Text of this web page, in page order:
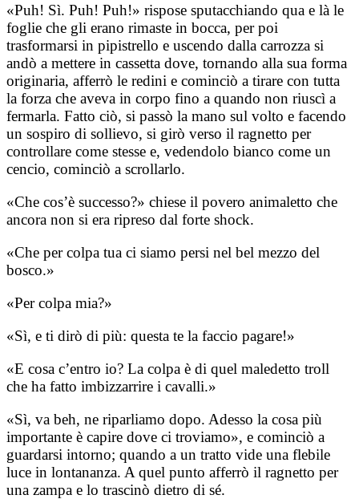
«Puh! Sì. Puh! Puh!» rispose sputacchiando qua e là le
foglie che gli erano rimaste in bocca, per poi
trasformarsi in pipistrello e uscendo dalla carrozza si
andò a mettere in cassetta dove, tornando alla sua forma
originaria, afferrò le redini e cominciò a tirare con tutta
la forza che aveva in corpo fino a quando non riuscì a
fermarla. Fatto ciò, si passò la mano sul volto e facendo
un sospiro di sollievo, si girò verso il ragnetto per
controllare come stesse e, vedendolo bianco come un
cencio, cominciò a scrollarlo.
«Che cos’è successo?» chiese il povero animaletto che
ancora non si era ripreso dal forte shock.
«Che per colpa tua ci siamo persi nel bel mezzo del
bosco.»
«Per colpa mia?»
«Sì, e ti dirò di più: questa te la faccio pagare!»
«E cosa c’entro io? La colpa è di quel maledetto troll
che ha fatto imbizzarrire i cavalli.»
«Sì, va beh, ne riparliamo dopo. Adesso la cosa più
importante è capire dove ci troviamo», e cominciò a
guardarsi intorno; quando a un tratto vide una flebile
luce in lontananza. A quel punto afferrò il ragnetto per
una zampa e lo trascinò dietro di sé.